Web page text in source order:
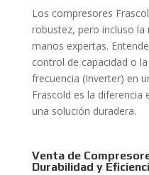
Los compresores
robustez, pero incluso
manos expertas.
control de capacidad o
frecuencia (Inverter) en
Frascold es la
una solución duradera.
Venta de
Durabilidad y